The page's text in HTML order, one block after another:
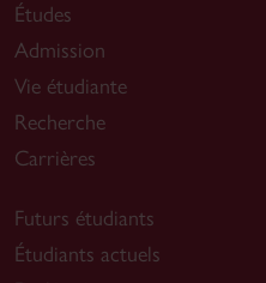
Études
Admission
Vie étudiante
Recherche
Carrières
Futurs étudiants
Étudiants actuels